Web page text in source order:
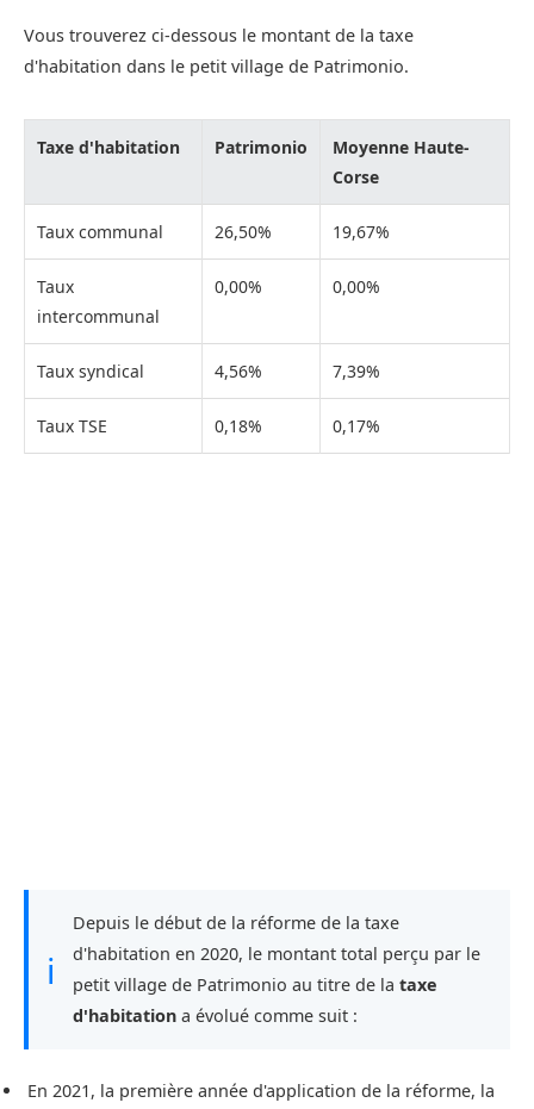
Vous trouverez ci-dessous le montant de la taxe
d'habitation dans le petit village de Patrimonio.
Taxe d'habitation Patrimonio
Moyenne Haute-
Corse
Taux communal 26,50% 19,67%
Taux
intercommunal
0,00% 0,00%
Taux syndical 4,56% 7,39%
Taux TSE 0,18% 0,17%
ℹ
Depuis le début de la réforme de la taxe
d'habitation en 2020, le montant total perçu par le
petit village de Patrimonio au titre de la taxe
d'habitation a évolué comme suit :
En 2021, la première année d'application de la réforme, la